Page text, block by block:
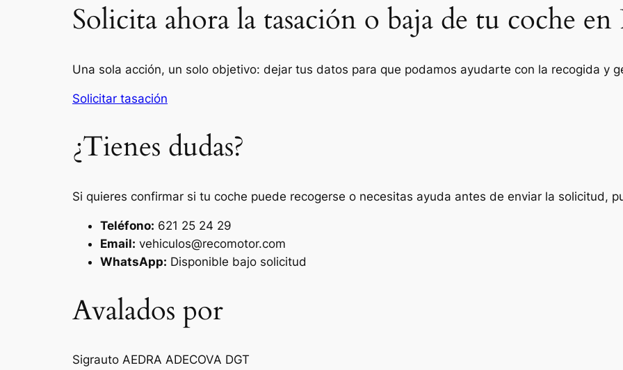
Solicita ahora la tasación o baja de tu coche
Una sola acción, un solo objetivo: dejar tus datos para que podamos ayudarte con la recogida y
Solicitar tasación
¿Tienes dudas?
Si quieres confirmar si tu coche puede recogerse o necesitas ayuda antes de enviar la solicitud,
Teléfono: 621 25 24 29
Email: vehiculos@recomotor.com
WhatsApp: Disponible bajo solicitud
Avalados por
Sigrauto AEDRA ADECOVA DGT